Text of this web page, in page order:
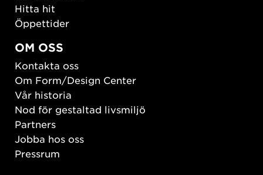
Hitta hit
Öppettider
OM OSS
Kontakta oss
Om Form/Design Center
Vår historia
Nod för gestaltad livsmiljö
Partners
Jobba hos oss
Pressrum